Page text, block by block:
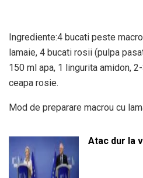
Ingrediente:4 bucati peste
lamaie, 4 bucati rosii (pulpa
150 ml apa, 1 lingurita amidon,
ceapa rosie.
Mod de preparare macrou cu
Atac dur la